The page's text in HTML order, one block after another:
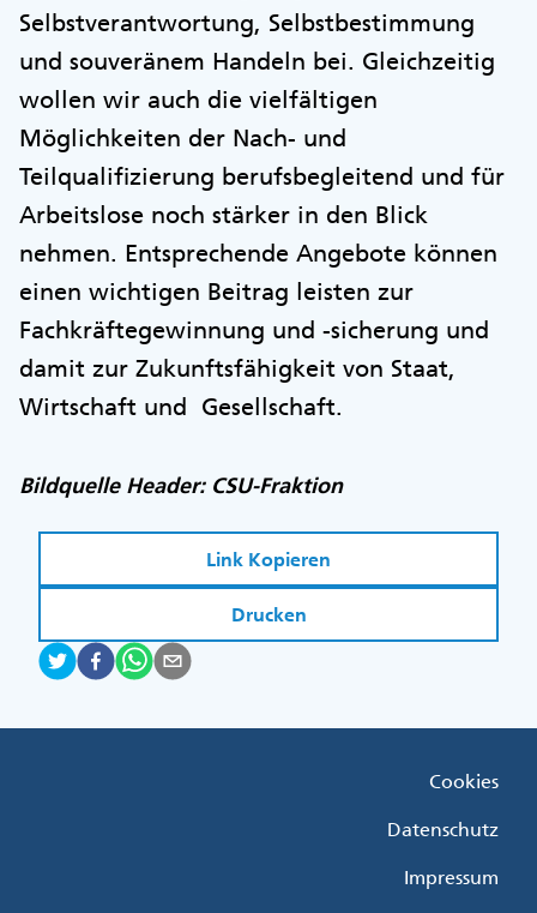
Selbstverantwortung, Selbstbestimmung
und souveränem Handeln bei. Gleichzeitig
wollen wir auch die vielfältigen
Möglichkeiten der Nach- und
Teilqualifizierung berufsbegleitend und für
Arbeitslose noch stärker in den Blick
nehmen. Entsprechende Angebote können
einen wichtigen Beitrag leisten zur
Fachkräftegewinnung und -sicherung und
damit zur Zukunftsfähigkeit von Staat,
Wirtschaft und Gesellschaft.
Bildquelle Header: CSU-Fraktion
Link Kopieren
Drucken
Cookies
Datenschutz
Impressum